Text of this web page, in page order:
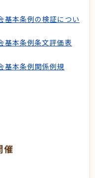
基本条例の検証につい
基本条例条文評価表
基本条例関係例規
催